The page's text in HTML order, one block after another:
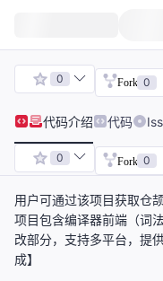
0 Fork 0
代码介绍 代码
0 Fork 0
用户可通过该项目获取仓
项目包含编译器前端（词
改部分，支持多平台，提
成】